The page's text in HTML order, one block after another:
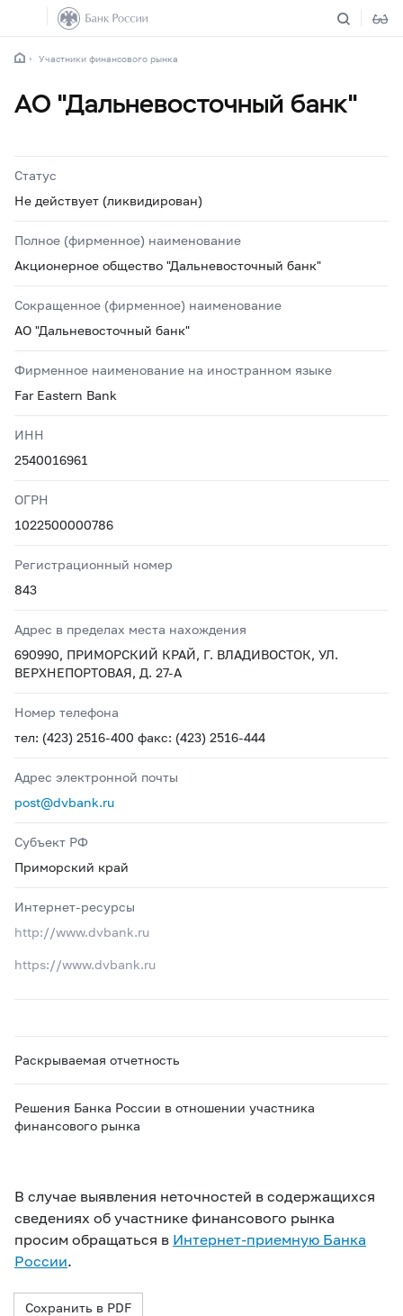
Участники финансового рынка
АО "Дальневосточный банк"
Статус
Не действует (ликвидирован)
Полное (фирменное) наименование
Акционерное общество "Дальневосточный банк"
Сокращенное (фирменное) наименование
АО "Дальневосточный банк"
Фирменное наименование на иностранном языке
Far Eastern Bank
ИНН
2540016961
ОГРН
1022500000786
Регистрационный номер
843
Адрес в пределах места нахождения
690990, ПРИМОРСКИЙ КРАЙ, Г. ВЛАДИВОСТОК, УЛ.
ВЕРХНЕПОРТОВАЯ, Д. 27-А
Номер телефона
тел: (423) 2516-400 факс: (423) 2516-444
Адрес электронной почты
post@dvbank.ru
Субъект РФ
Приморский край
Интернет-ресурсы
http://www.dvbank.ru
https://www.dvbank.ru
Раскрываемая отчетность
Решения Банка России в отношении участника
финансового рынка
В случае выявления неточностей в содержащихся
сведениях об участнике финансового рынка
просим обращаться в Интернет-приемную Банка
России.
Сохранить в PDF